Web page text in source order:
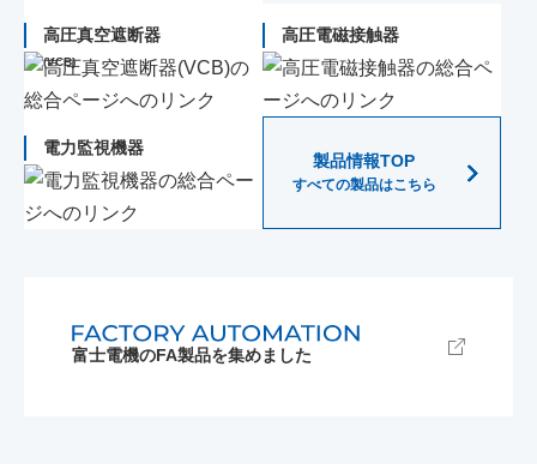
高圧真空遮断器
(VCB)
高圧電磁接触器
電力監視機器
製品情報TOP
すべての製品はこちら
富士電機のFA製品を集めました